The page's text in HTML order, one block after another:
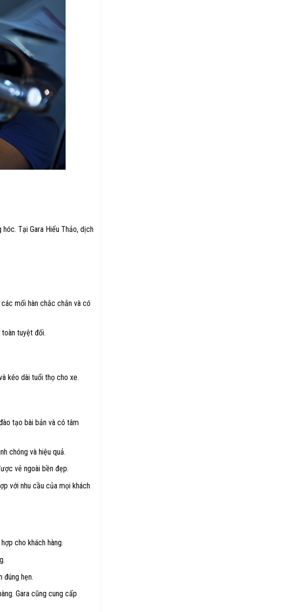
Tại Gara Hiếu Thảo, dịch
mối hàn chắc chắn và có
tuyệt đối.
kéo dài tuổi thọ cho xe.
tạo bài bản và có tâm
chóng và hiệu quả.
vẻ ngoài bền đẹp.
với nhu cầu của mọi khách
cho khách hàng.
đúng hẹn.
Gara cũng cung cấp